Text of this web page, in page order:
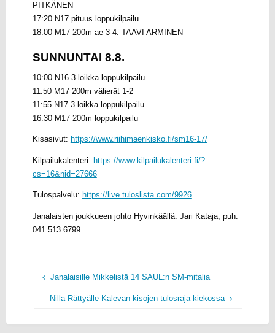
PITKÄNEN
17:20 N17 pituus loppukilpailu
18:00 M17 200m ae 3-4: TAAVI ARMINEN
SUNNUNTAI 8.8.
10:00 N16 3-loikka loppukilpailu
11:50 M17 200m välierät 1-2
11:55 N17 3-loikka loppukilpailu
16:30 M17 200m loppukilpailu
Kisasivut: https://www.riihimaenkisko.fi/sm16-17/
Kilpailukalenteri: https://www.kilpailukalenteri.fi/?
cs=16&nid=27666
Tulospalvelu: https://live.tuloslista.com/9926
Janalaisten joukkueen johto Hyvinkäällä: Jari Kataja, puh.
041 513 6799
Janalaisille Mikkelistä 14 SAUL:n SM-mitalia
Nilla Rättyälle Kalevan kisojen tulosraja kiekossa